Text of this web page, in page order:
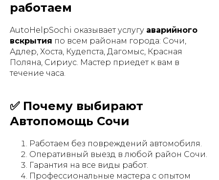
работаем
AutoHelpSochi оказывает услугу аварийного
вскрытия по всем районам города: Сочи,
Адлер, Хоста, Кудепста, Дагомыс, Красная
Поляна, Сириус. Мастер приедет к вам в
течение часа.
✅ Почему выбирают
Автопомощь Сочи
Работаем без повреждений автомобиля.
Оперативный выезд в любой район Сочи.
Гарантия на все виды работ.
Профессиональные мастера с опытом